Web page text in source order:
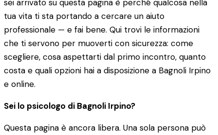
sei arrivato su questa pagina è perché qualcosa nella
tua vita ti sta portando a cercare un aiuto
professionale — e fai bene. Qui trovi le informazioni
che ti servono per muoverti con sicurezza: come
scegliere, cosa aspettarti dal primo incontro, quanto
costa e quali opzioni hai a disposizione a Bagnoli Irpino
e online.
Sei lo psicologo di Bagnoli Irpino?
Questa pagina è ancora libera. Una sola persona può